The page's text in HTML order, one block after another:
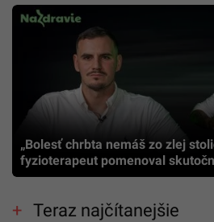
„Bolesť chrbta nemáš zo zlej
fyzioterapeut pomenoval
Teraz najčítanejšie